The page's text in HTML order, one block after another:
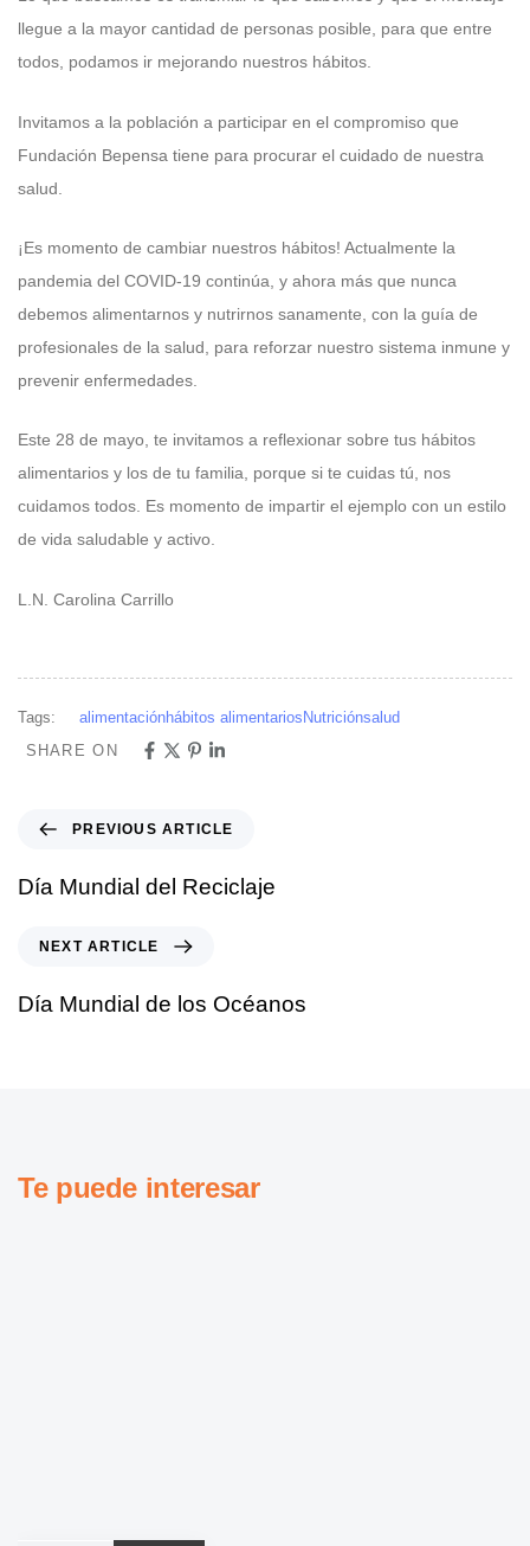
llegue a la mayor cantidad de personas posible, para que entre
todos, podamos ir mejorando nuestros hábitos.
Invitamos a la población a participar en el compromiso que
Fundación Bepensa tiene para procurar el cuidado de nuestra
salud.
¡Es momento de cambiar nuestros hábitos! Actualmente la
pandemia del COVID-19 continúa, y ahora más que nunca
debemos alimentarnos y nutrirnos sanamente, con la guía de
profesionales de la salud, para reforzar nuestro sistema inmune y
prevenir enfermedades.
Este 28 de mayo, te invitamos a reflexionar sobre tus hábitos
alimentarios y los de tu familia, porque si te cuidas tú, nos
cuidamos todos. Es momento de impartir el ejemplo con un estilo
de vida saludable y activo.
L.N. Carolina Carrillo
Tags: alimentaciónhábitos alimentarios Nutriciónsalud
SHARE ON
PREVIOUS ARTICLE
Día Mundial del Reciclaje
NEXT ARTICLE
Día Mundial de los Océanos
Te puede interesar